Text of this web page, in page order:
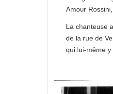
Amour
La chanteuse
de la rue de
qui lui-même y